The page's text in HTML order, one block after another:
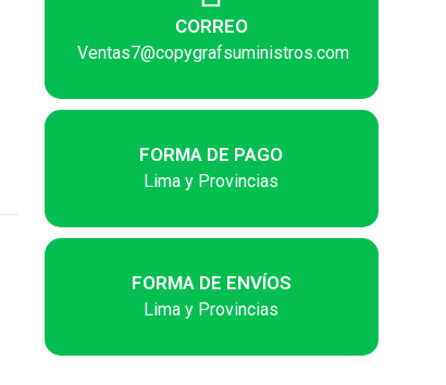
CORREO
Ventas7@copygrafsuministros.com
FORMA DE PAGO
Lima y Provincias
FORMA DE ENVÍOS
Lima y Provincias